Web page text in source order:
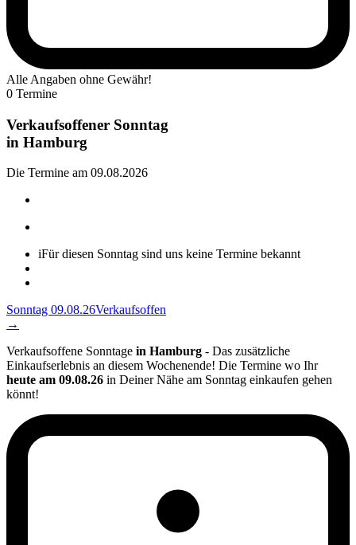
Alle Angaben ohne Gewähr!
0 Termine
Verkaufsoffener Sonntag
in Hamburg
Die Termine am 09.08.2026
iFür diesen Sonntag sind uns keine Termine bekannt
Sonntag 09.08.26Verkaufsoffen
→
Verkaufsoffene Sonntage in Hamburg - Das zusätzliche
Einkaufserlebnis an diesem Wochenende! Die Termine wo Ihr
heute am 09.08.26 in Deiner Nähe am Sonntag einkaufen gehen
könnt!